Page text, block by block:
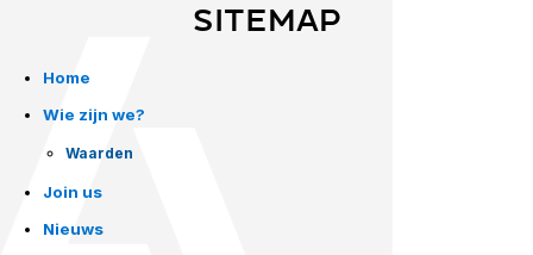
SITEMAP
Home
Wie zijn we?
Waarden
Join us
Nieuws